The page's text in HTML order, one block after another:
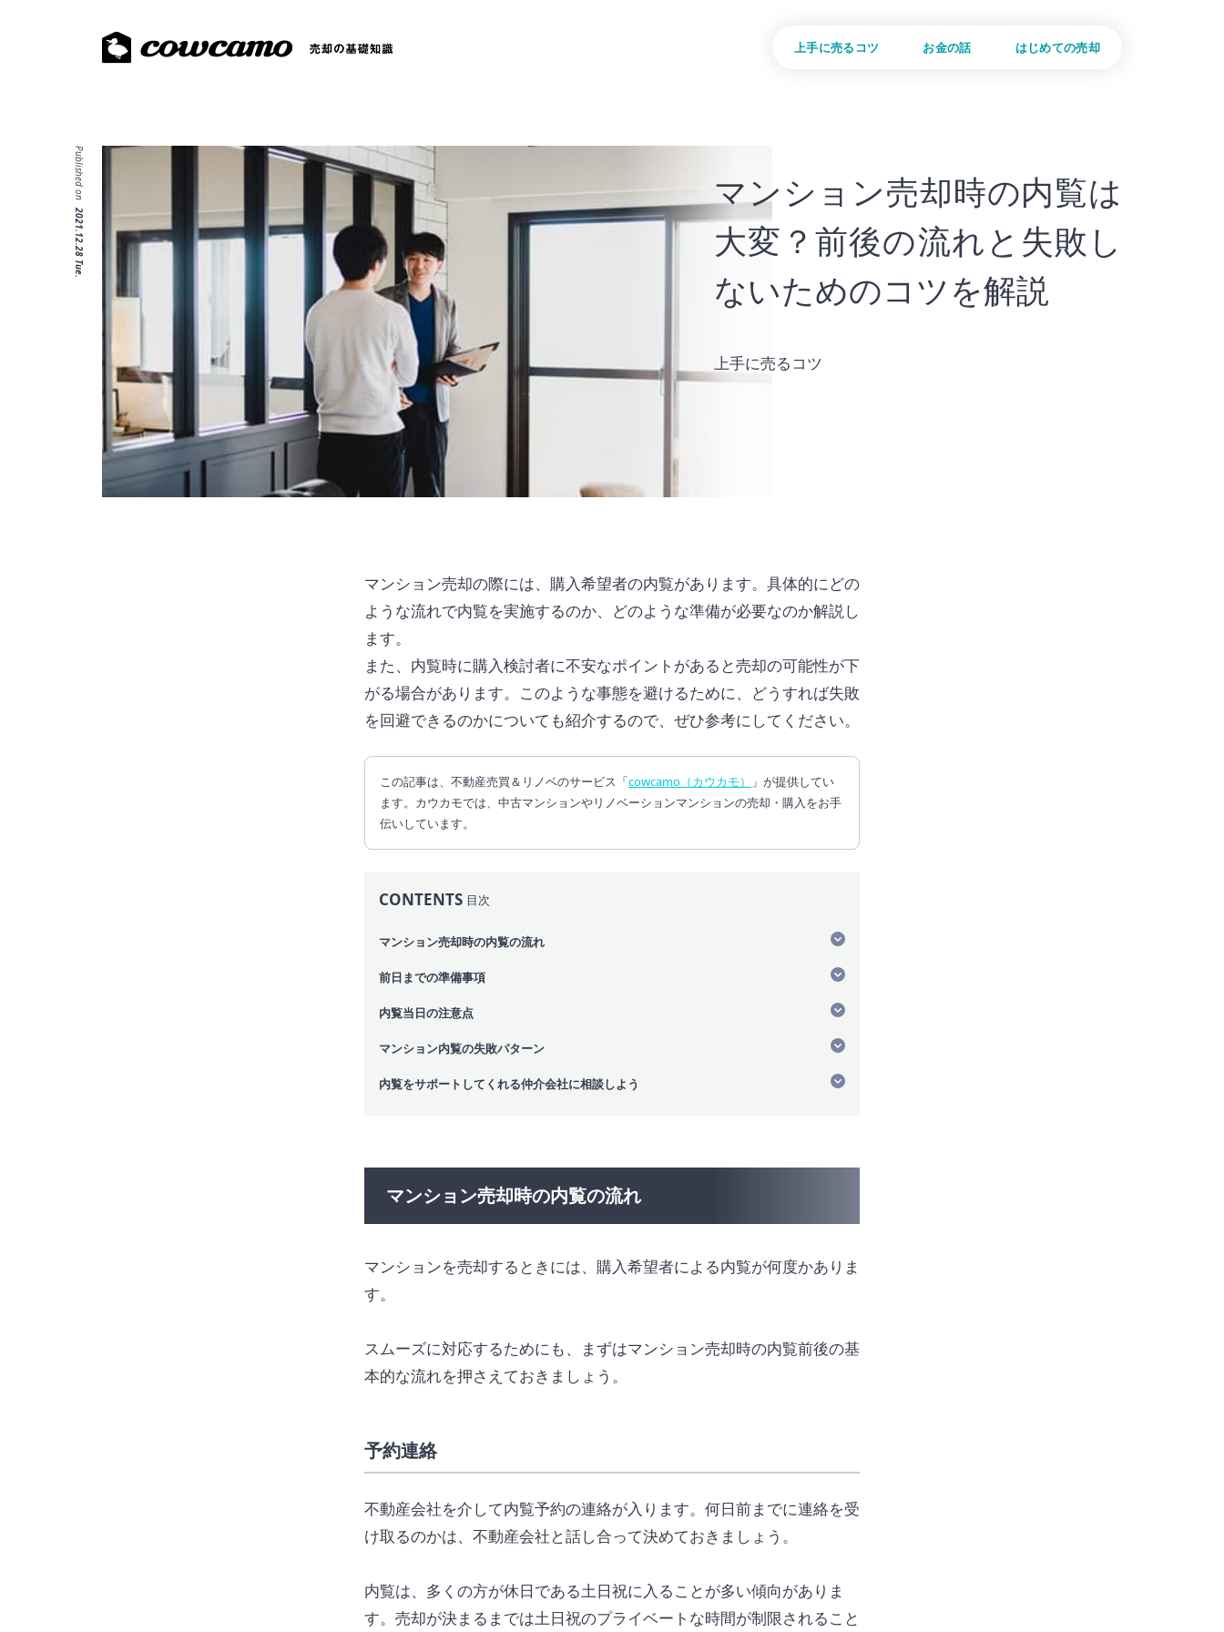
上手に売るコツ お金の話 はじめての売却
Published on
2021.12.28 Tue.
マンション売却時の内覧は
大変？前後の流れと失敗し
ないためのコツを解説
上手に売るコツ
マンション売却の際には、購入希望者の内覧があります。具体的にどの
ような流れで内覧を実施するのか、どのような準備が必要なのか解説し
ます。
また、内覧時に購入検討者に不安なポイントがあると売却の可能性が下
がる場合があります。このような事態を避けるために、どうすれば失敗
を回避できるのかについても紹介するので、ぜひ参考にしてください。
この記事は、不動産売買＆リノベのサービス「cowcamo（カウカモ）
」が提供してい
ます。カウカモでは、中古マンションやリノベーションマンションの売却・購入をお手
伝いしています。
CONTENTS 目次
マンション売却時の内覧の流れ
前日までの準備事項
内覧当日の注意点
マンション内覧の失敗パターン
内覧をサポートしてくれる仲介会社に相談しよう
マンション売却時の内覧の流れ
マンションを売却するときには、購入希望者による内覧が何度かありま
す。
スムーズに対応するためにも、まずはマンション売却時の内覧前後の基
本的な流れを押さえておきましょう。
予約連絡
不動産会社を介して内覧予約の連絡が入ります。何日前までに連絡を受
け取るのかは、不動産会社と話し合って決めておきましょう。
内覧は、多くの方が休日である土日祝に入ることが多い傾向がありま
す。売却が決まるまでは土日祝のプライベートな時間が制限されること